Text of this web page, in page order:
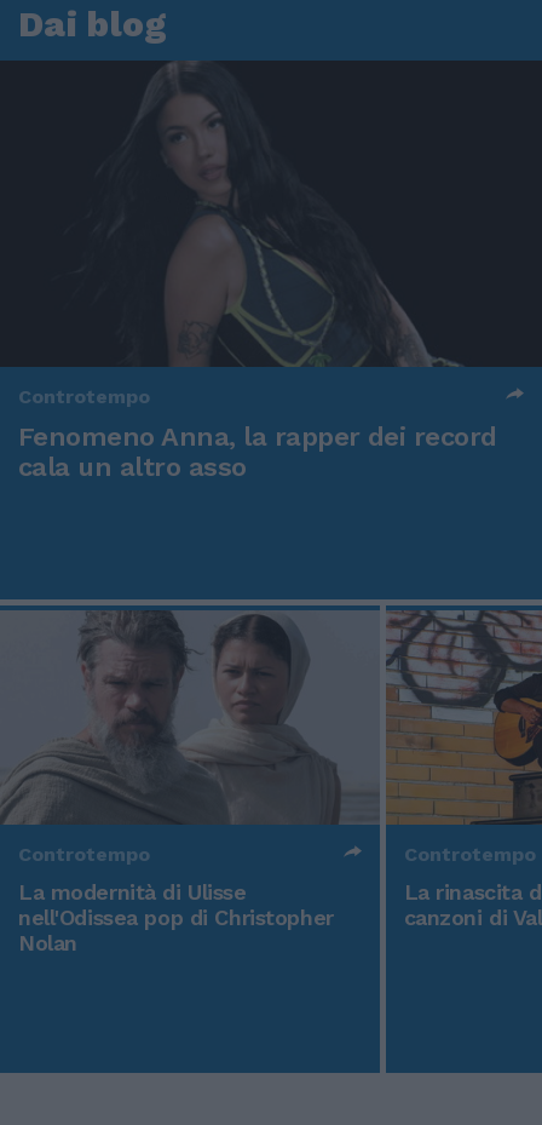
Dai blog
Controtempo
Fenomeno Anna, la rapper dei record
cala un altro asso
Controtempo
La modernità di Ulisse
nell'Odissea pop di Christopher
Nolan
Controtempo
La rinascita
canzoni di